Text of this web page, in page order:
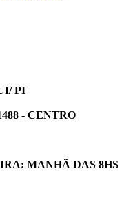
PI
- CENTRO
MANHÃ DAS 8HS